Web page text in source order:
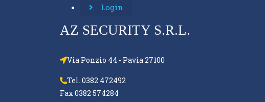
Login
AZ SECURITY S.R.L.
Via Ponzio 44 - Pavia 27100
Tel. 0382 472492
Fax 0382 574284